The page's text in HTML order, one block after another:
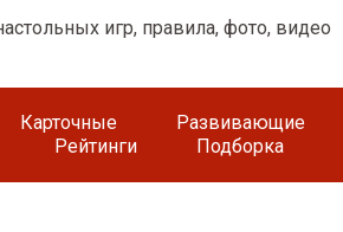
Карточные Развивающие
Рейтинги Подборка